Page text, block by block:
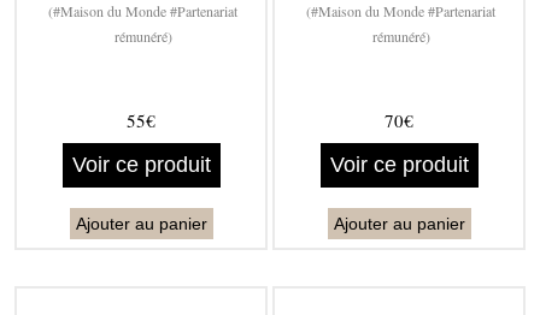
(#Maison du Monde #Partenariat
rémunéré)
55€
Voir ce produit
Ajouter au panier
(#Maison du Monde #Partenariat
rémunéré)
70€
Voir ce produit
Ajouter au panier